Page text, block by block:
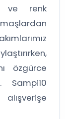
ve renk
özgürce
Sampi10